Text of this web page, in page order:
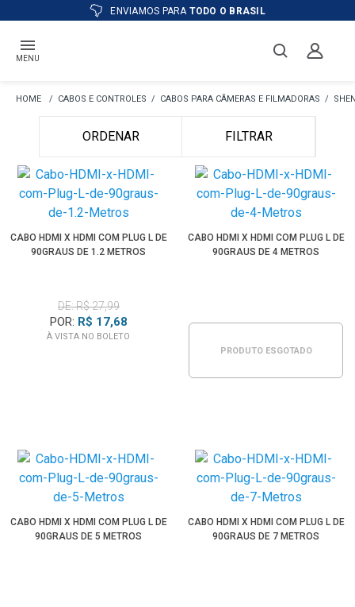
ENVIAMOS PARA TODO O BRASIL
MENU
CABOS E CONTROLES CABOS PARA CÂMERAS E FILMADORAS
ORDENAR FILTRAR
CABO HDMI X HDMI COM PLUG L DE
90GRAUS DE 1.2 METROS
DE: R$ 27,99
POR: R$ 17,68
À VISTA NO BOLETO
CABO HDMI X HDMI COM PLUG L DE
90GRAUS DE 4 METROS
PRODUTO ESGOTADO
CABO HDMI X HDMI COM PLUG L DE
90GRAUS DE 5 METROS
CABO HDMI X HDMI COM PLUG L DE
90GRAUS DE 7 METROS